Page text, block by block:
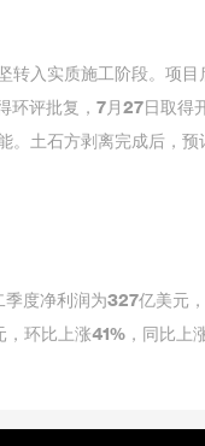
入实质施工阶段。项
评批复，7月27日取得
。土石方剥离完成后，
度净利润为327亿美元
环比上涨41%，同比